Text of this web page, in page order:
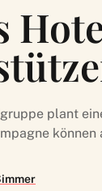
plant